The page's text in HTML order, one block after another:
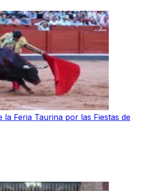
la Feria Taurina por las Fiestas de